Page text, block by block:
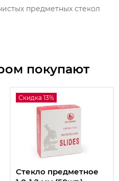
предметных стекол
покупают
Скидка 13%
Стекло предметное